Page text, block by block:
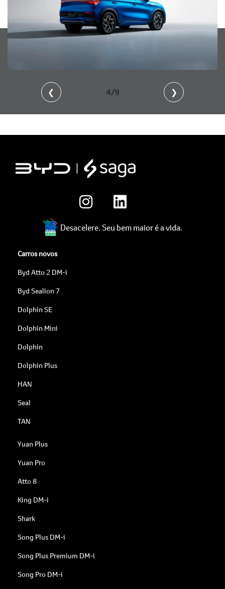
❮ 4/9 ❯
Desacelere. Seu bem maior é a vida.
Carros novos
Byd Atto 2 DM-i
Byd Sealion 7
Dolphin SE
Dolphin Mini
Dolphin
Dolphin Plus
HAN
Seal
TAN
Yuan Plus
Yuan Pro
Atto 8
King DM-i
Shark
Song Plus DM-i
Song Plus Premium DM-i
Song Pro DM-i